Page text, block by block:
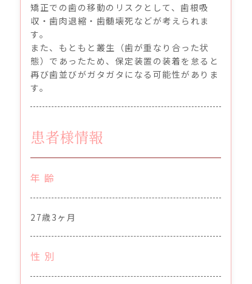
矯正での歯の移動のリスクとして、歯根吸
収・歯肉退縮・歯髄壊死などが考えられま
す。
また、もともと叢生（歯が重なり合った状
態）であったため、保定装置の装着を怠ると
再び歯並びがガタガタになる可能性がありま
す。
患者様情報
年 齢
27歳3ヶ月
性 別